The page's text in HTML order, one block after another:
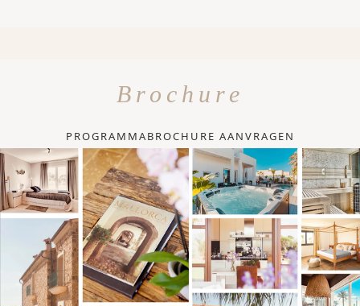
Brochure
PROGRAMMABROCHURE AANVRAGEN